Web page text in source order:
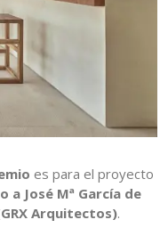
es para el proyecto
a José Mª García de
Arquitectos).